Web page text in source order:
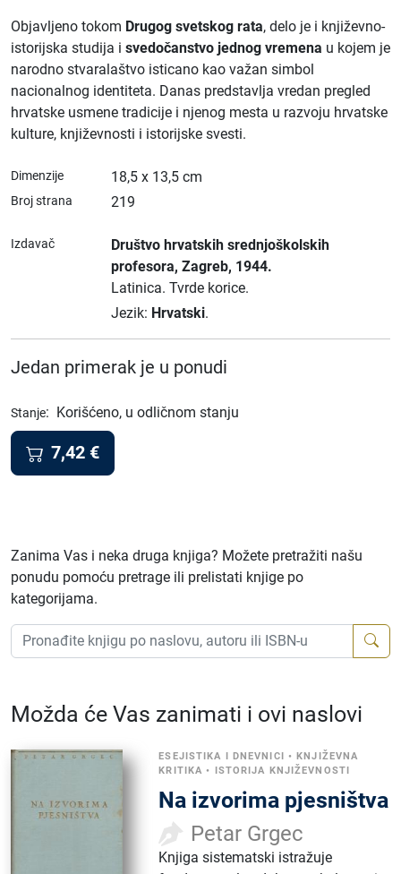
Objavljeno tokom Drugog svetskog rata, delo je i književno-
istorijska studija i svedočanstvo jednog vremena u kojem je
narodno stvaralaštvo isticano kao važan simbol
nacionalnog identiteta. Danas predstavlja vredan pregled
hrvatske usmene tradicije i njenog mesta u razvoju hrvatske
kulture, književnosti i istorijske svesti.
Dimenzije 18,5 x 13,5 cm
Broj strana 219
Izdavač
Društvo hrvatskih srednjoškolskih
profesora, Zagreb, 1944.
Latinica. Tvrde korice.
Jezik: Hrvatski.
Jedan primerak je u ponudi
Stanje: Korišćeno, u odličnom stanju
7,42 €
Zanima Vas i neka druga knjiga? Možete pretražiti našu
ponudu pomoću pretrage ili prelistati knjige po
kategorijama.
Možda će Vas zanimati i ovi naslovi
ESEJISTIKA I DNEVNICI •KNJIŽEVNA
KRITIKA • ISTORIJA KNJIŽEVNOSTI
Na izvorima pjesništva
Petar Grgec
Knjiga sistematski istražuje